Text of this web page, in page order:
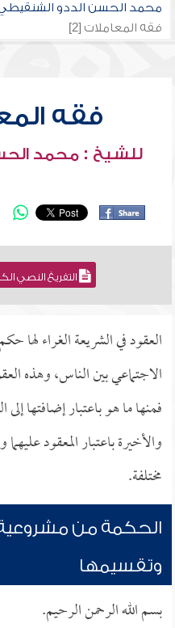
محمد الحسن الددو
فقه المعاملات [2]
فقه
للشيخ : محمد
التفريغ النصي
العقود في الشريعة الغراء لها
الاجتماعي بين الناس، وهذه
فمنها ما هو باعتبار إضافتها
والأخيرة باعتبار المعقود
مختلفة.
الحكمة من
وتقسيمها
بسم الله الرحمن الرحيم.